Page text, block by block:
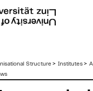
Structure > Institutes>